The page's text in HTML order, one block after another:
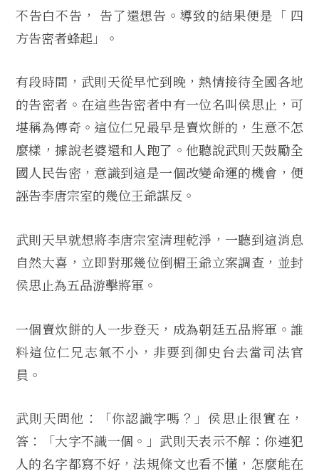
不告白不告， 告了還想告。導致的結果便是「 四
方告密者蜂起」。
有段時間，武則天從早忙到晚，熱情接待全國各地
的告密者。在這些告密者中有一位名叫侯思止，可
堪稱為傳奇。這位仁兄最早是賣炊餅的，生意不怎
麼樣，據說老婆還和人跑了。他聽說武則天鼓勵全
國人民告密，意識到這是一個改變命運的機會，便
誣告李唐宗室的幾位王爺謀反。
武則天早就想將李唐宗室清理乾淨，一聽到這消息
自然大喜，立即對那幾位倒楣王爺立案調查，並封
侯思止為五品游擊將軍。
一個賣炊餅的人一步登天，成為朝廷五品將軍。誰
料這位仁兄志氣不小，非要到御史台去當司法官
員。
武則天問他：「你認識字嗎？」侯思止很實在，
答：「大字不識一個。」武則天表示不解：你連犯
人的名字都寫不好，法規條文也看不懂，怎麼能在